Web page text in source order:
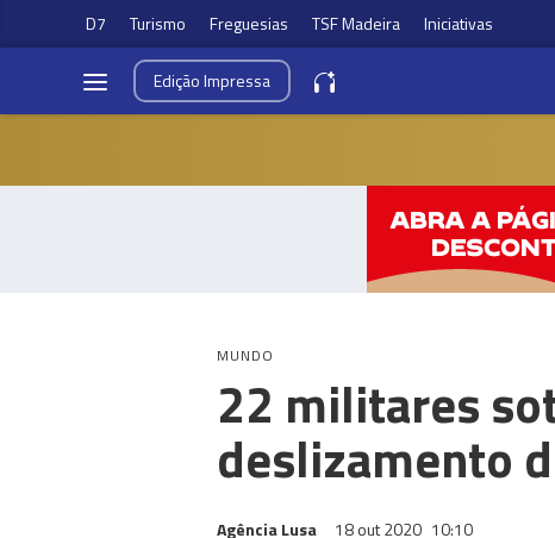
D7 Turismo Freguesias TSF Madeira Iniciativas
EdiçãoImpressa
MUNDO
22 militares
deslizamento
Agência Lusa 18 out 2020 10:10